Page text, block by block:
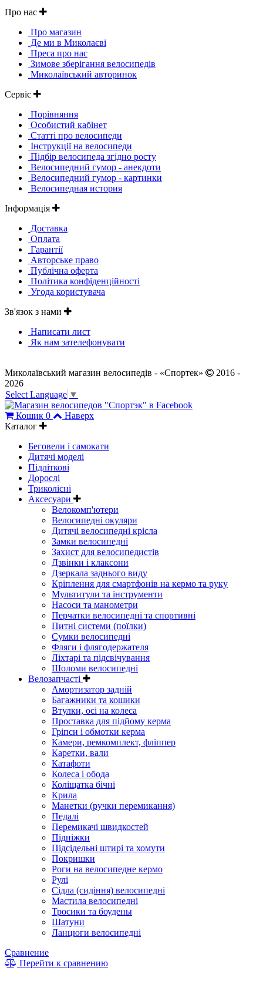
Про нас
Про магазин
Де ми в Миколаєві
Преса про нас
Зимове зберігання велосипедів
Миколаївський авторинок
Сервіс
Порівняння
Особистий кабінет
Статті про велосипеди
Інструкції на велосипеди
Підбір велосипеда згідно росту
Велосипедний гумор - анекдоти
Велосипедний гумор - картинки
Велосипедная история
Інформація
Доставка
Оплата
Гарантії
Авторське право
Публічна оферта
Політика конфіденційності
Угода користувача
Зв'язок з нами
Написати лист
Як нам зателефонувати
Миколаївський магазин велосипедів - «Спортек»
2016 -
2026
Select Language ▼
Кошик 0
Наверх
Каталог
Беговели і самокати
Дитячі моделі
Підліткові
Дорослі
Триколісні
Аксесуари
Велокомп'ютери
Велосипедні окуляри
Дитячі велосипедні крісла
Замки велосипедні
Захист для велосипедистів
Дзвінки і клаксони
Дзеркала заднього виду
Кріплення для смартфонів на кермо та руку
Мультитули та інструменти
Насоси та манометри
Перчатки велосипедні та спортивні
Питні системи (поїлки)
Сумки велосипедні
Фляги і флягодержателя
Ліхтарі та підсвічування
Шоломи велосипедні
Велозапчасті
Амортизатор задній
Багажники та кошики
Втулки, осі на колеса
Проставка для підйому керма
Гріпси і обмотки керма
Камери, ремкомплект, фліппер
Каретки, вали
Катафоти
Колеса і обода
Коліщатка бічні
Крила
Манетки (ручки перемикання)
Педалі
Перемикачі швидкостей
Підніжки
Підсідельні штирі та хомути
Покришки
Роги на велосипедне кермо
Рулі
Сідла (сидіння) велосипедні
Мастила велосипедні
Тросики та боудены
Шатуни
Ланцюги велосипедні
Сравнение
Перейти к сравнению